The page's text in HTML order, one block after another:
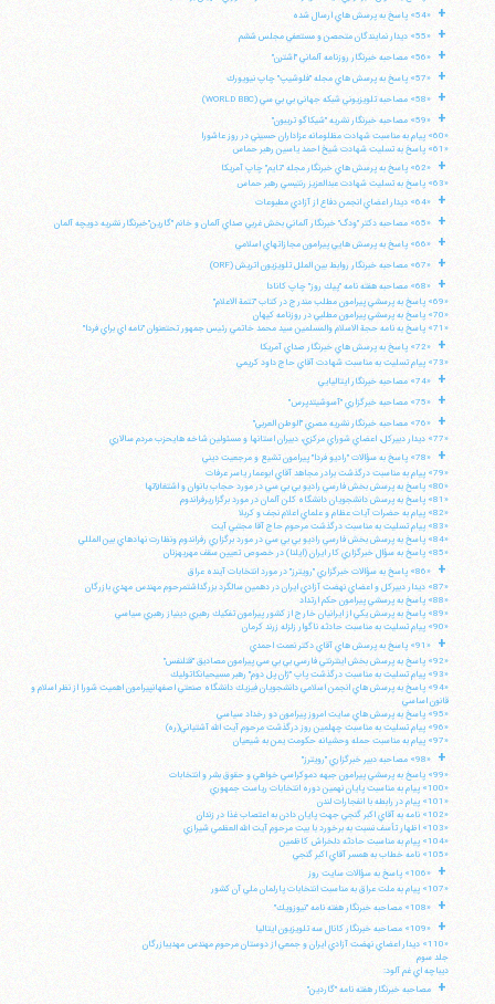
+ «54» پاسخ به پرسش هاي ارسال شده
+ «55» ديدار نمايندگان متحصن و مستعفي مجلس ششم
+ «56» مصاحبه خبرنگار روزنامه آلماني "اشترن"
+ «57» پاسخ به پرسش هاي مجله "فلوشيپ" چاپ نيويورك
+ «58» مصاحبه تلويزيوني شبكه جهاني بي بي سي (WORLD BBC)
+
«59» مصاحبه خبرنگار نشريه "شيكاگو تريبون"
«60» پيام به مناسبت شهادت مظلومانه عزاداران حسيني در روز عاشورا
«61» پاسخ به تسليت شهادت شيخ احمد ياسين رهبر حماس
+
«62» پاسخ به پرسش هاي خبرنگار مجله "تايم" چاپ آمريكا
«63» پاسخ به تسليت شهادت عبدالعزيز رنتيسي رهبر حماس
+ «64» ديدار اعضاي انجمن دفاع از آزادي مطبوعات
+ «65» مصاحبه دكتر "ودگ" خبرنگار آلماني بخش غربي صداي آلمان و خانم "گارين"خبرنگار نشريه دويچه آلمان
+ «66» پاسخ به پرسش هايي پيرامون مجازاتهاي اسلامي
+ «67» مصاحبه خبرنگار روابط بين الملل تلويزيون اتريش (ORF)
+
«68» مصاحبه هفته نامه "پيك روز" چاپ كانادا
«69» پاسخ به پرسشي پيرامون مطلب مندرج در كتاب "تتمة الاعلام"
«70» پاسخ به پرسشي پيرامون مطلبي در روزنامه كيهان
«71» پاسخ به نامه حجة الاسلام والمسلمين سيد محمد خاتمي رئيس جمهور تحتعنوان "نامه اي براي فردا"
+
«72» پاسخ به پرسش هاي خبرنگار صداي آمريكا
«73» پيام تسليت به مناسبت شهادت آقاي حاج داود كريمي
+ «74» مصاحبه خبرنگار ايتاليايي
+ «75» مصاحبه خبرگزاري "آسوشيتدپرس"
+
«76» مصاحبه خبرنگار نشريه مصري "الوطن العربي"
«77» ديدار دبيركل، اعضاي شوراي مركزي، دبيران استانها و مسئولين شاخه هايحزب مردم سالاري
+
«78» پاسخ به سؤالات "راديو فردا" پيرامون تشيع و مرجعيت ديني
«79» پيام به مناسبت درگذشت برادر مجاهد آقاي ابوعمار ياسر عرفات
«80» پاسخ به پرسش بخش فارسي راديو بي بي سي در مورد حجاب بانوان و اشتغالآنها
«81» پاسخ به پرسش دانشجويان دانشگاه كلن آلمان در مورد برگزاريرفراندوم
«82» پيام به حضرات آيات عظام و علماي اعلام نجف و كربلا
«83» پيام تسليت به مناسبت درگذشت مرحوم حاج آقا مجتبي آيت
«84» پاسخ به پرسش بخش فارسي راديو بي بي سي در مورد برگزاري رفراندوم ونظارت نهادهاي بين المللي
«85» پاسخ به سؤال خبرگزاري كار ايران (ايلنا) در خصوص تعيين سقف مهريهزنان
+
«86» پاسخ به سؤالات خبرگزاري "رويترز" در مورد انتخابات آينده عراق
«87» ديدار دبيركل و اعضاي نهضت آزادي ايران در دهمين سالگرد بزرگداشتمرحوم مهندس مهدي بازرگان
«88» پاسخ به پرسشي پيرامون حكم ارتداد
«89» پاسخ به پرسش يكي از ايرانيان خارج از كشور پيرامون تفكيك رهبري دينياز رهبري سياسي
«90» پيام تسليت به مناسبت حادثه ناگوار زلزله زرند كرمان
+
«91» پاسخ به پرسش هاي آقاي دكتر نعمت احمدي
«92» پاسخ به پرسش بخش اينترنتي فارسي بي بي سي پيرامون مصاديق "قتلنفس"
«93» پيام تسليت به مناسبت درگذشت پاپ "ژان پل دوم" رهبر مسيحيانكاتوليك
«94» پاسخ به پرسش هاي انجمن اسلامي دانشجويان فيزيك دانشگاه صنعتي اصفهانپيرامون اهميت شورا از نظر اسلام و
قانون اساسي
«95» پاسخ به پرسش هاي سايت امروز پيرامون دو رخداد سياسي
«96» پيام تسليت به مناسبت چهلمين روز درگذشت مرحوم آيت الله آشتياني(ره)
«97» پيام به مناسبت حمله وحشيانه حكومت يمن به شيعيان
+
«98» مصاحبه دبير خبرگزاري "رويترز"
«99» پاسخ به پرسشي پيرامون جبهه دموكراسي خواهي و حقوق بشر و انتخابات
«100» پيام به مناسبت پايان نهمين دوره انتخابات رياست جمهوري
«101» پيام در رابطه با انفجارات لندن
«102» نامه به آقاي اكبر گنجي جهت پايان دادن به اعتصاب غذا در زندان
«103» اظهار تأسف نسبت به برخورد با بيت مرحوم آيت الله العظمي شيرازي
«104» پيام به مناسبت حادثه دلخراش كاظمين
«105» نامه خطاب به همسر آقاي اكبر گنجي
+
«106» پاسخ به سؤالات سايت روز
«107» پيام به ملت عراق به مناسبت انتخابات پارلمان ملي آن كشور
+ «108» مصاحبه خبرنگار هفته نامه "نيوزويك"
+
«109» مصاحبه خبرنگار كانال سه تلويزيون ايتاليا
«110» ديدار اعضاي نهضت آزادي ايران و جمعي از دوستان مرحوم مهندس مهديبازرگان
جلد سوم
ديباچه اي غم آلود:
+ مصاحبه خبرنگار هفته نامه "گاردين"
تلفن 37740011-25-98+ تا 14
فکس 37740015-25-98+